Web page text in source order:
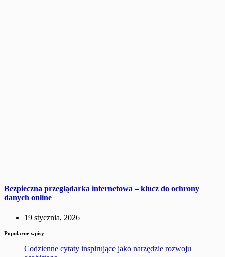
Bezpieczna przeglądarka internetowa – klucz do ochrony
danych online
19 stycznia, 2026
Popularne wpisy
Codzienne cytaty inspirujące jako narzędzie rozwoju